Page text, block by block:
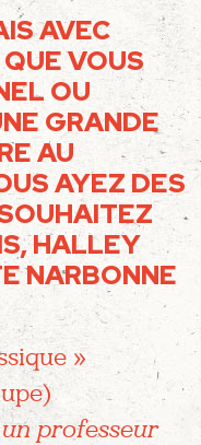
AVEC
VOUS
OU
GRANDE
AU
AYEZ DES
HALLEY
NARBONNE
»
professeur